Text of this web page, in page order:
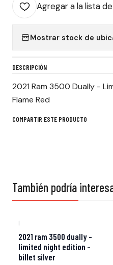
Agregar a la lista
Mostrar stock de
DESCRIPCIÓN
2021 Ram 3500 Dually -
Flame Red
COMPARTIR ESTE PRODUCTO
También podría
|
2021 ram 3500 dually -
limited night edition -
billet silver